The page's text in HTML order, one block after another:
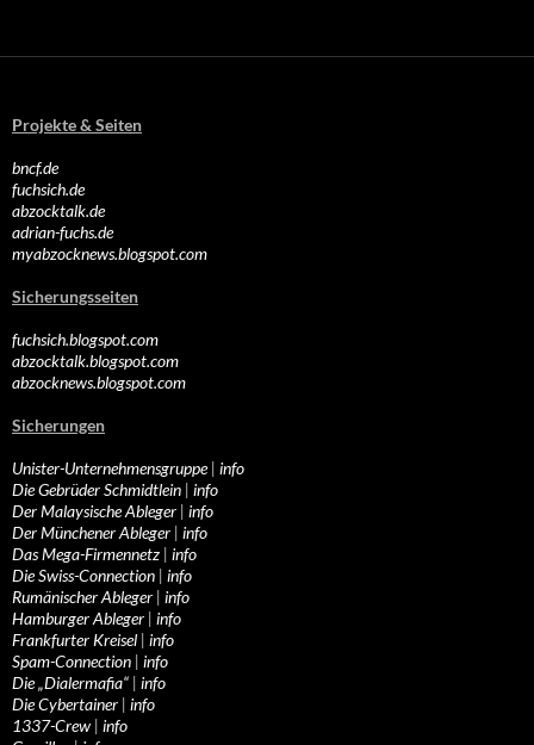
Projekte & Seiten
bncf.de
fuchsich.de
abzocktalk.de
adrian-fuchs.de
myabzocknews.blogspot.com
Sicherungsseiten
fuchsich.blogspot.com
abzocktalk.blogspot.com
abzocknews.blogspot.com
Sicherungen
Unister-Unternehmensgruppe| info
Die Gebrüder Schmidtlein | info
Der Malaysische Ableger | info
Der Münchener Ableger | info
Das Mega-Firmennetz | info
Die Swiss-Connection | info
Rumänischer Ableger | info
Hamburger Ableger | info
Frankfurter Kreisel | info
Spam-Connection | info
Die „Dialermafia“ | info
Die Cybertainer | info
1337-Crew | info